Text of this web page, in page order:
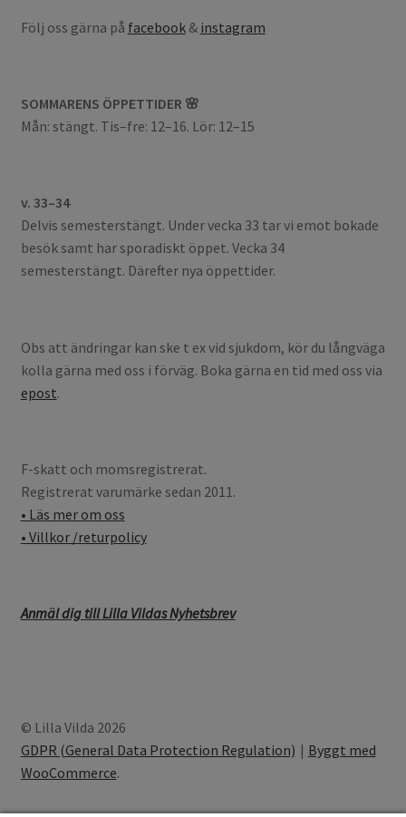
Följ oss gärna på facebook& instagram
SOMMARENS ÖPPETTIDER 🌸
Mån: stängt. Tis–fre: 12–16. Lör: 12–15
v. 33–34
Delvis semesterstängt. Under vecka 33 tar vi emot bokade
besök samt har sporadiskt öppet. Vecka 34
semesterstängt. Därefter nya öppettider.
Obs att ändringar kan ske t ex vid sjukdom, kör du långväga
kolla gärna med oss i förväg. Boka gärna en tid med oss via
epost.
F-skatt och momsregistrerat.
Registrerat varumärke sedan 2011.
• Läs mer om oss
• Villkor /returpolicy
Anmäl dig till Lilla Vildas Nyhetsbrev
© Lilla Vilda 2026
GDPR (General Data Protection Regulation)
Byggt med
WooCommerce.